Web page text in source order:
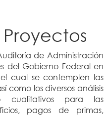
de Administración
del Gobierno Federal en
cual se contemplen las
como los diversos análisis
cualitativos para las
pagos de primas,